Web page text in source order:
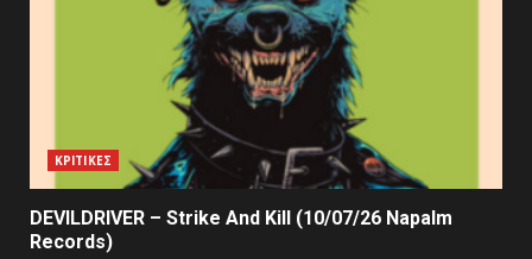
ΚΡΙΤΙΚΕΣ
DEVILDRIVER – Strike And Kill (10/07/26 Napalm
Records)